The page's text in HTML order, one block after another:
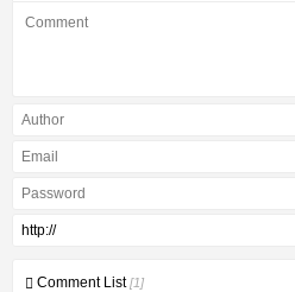
Comment List[1]